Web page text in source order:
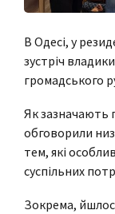
В Одесі, у
зустріч
громадського
Як зазначають
обговорили
тем, які
суспільних
Зокрема,